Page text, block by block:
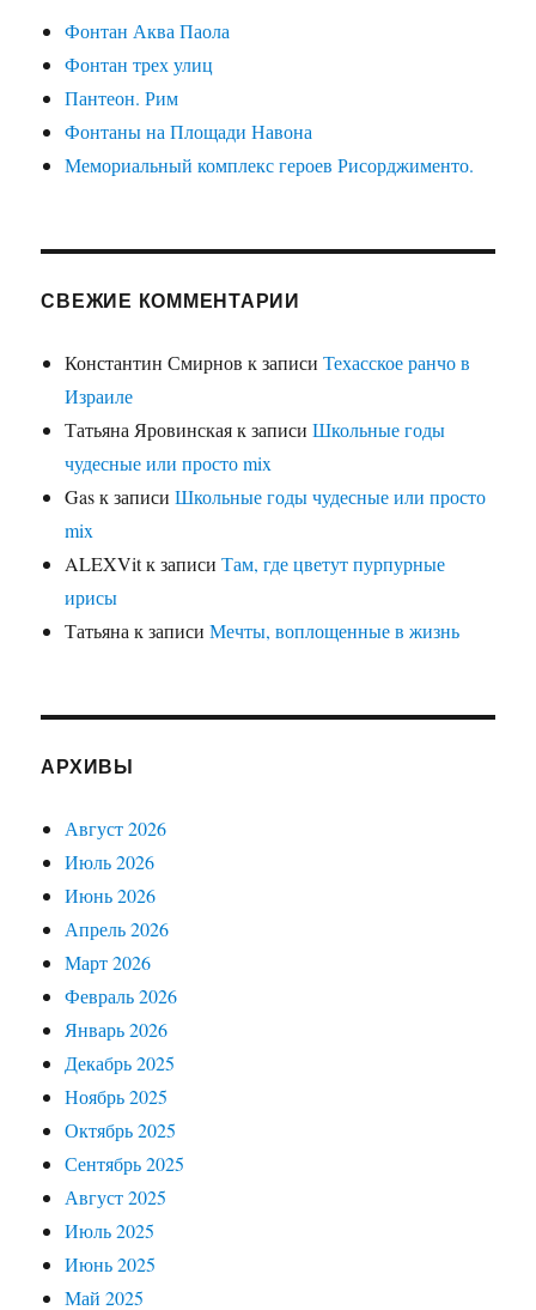
Фонтан Аква Паола
Фонтан трех улиц
Пантеон. Рим
Фонтаны на Площади Навона
Мемориальный комплекс героев Рисорджименто.
СВЕЖИЕ КОММЕНТАРИИ
Константин Смирнов к записиТехасское ранчо в
Израиле
Татьяна Яровинскаяк записиШкольные годы
чудесные или просто mix
Gasк записиШкольные годы чудесные или просто
mix
ALEXVitк записиТам, где цветут пурпурные
ирисы
Татьянак записиМечты, воплощенные в жизнь
АРХИВЫ
Август 2026
Июль 2026
Июнь 2026
Апрель 2026
Март 2026
Февраль 2026
Январь 2026
Декабрь 2025
Ноябрь 2025
Октябрь 2025
Сентябрь 2025
Август 2025
Июль 2025
Июнь 2025
Май 2025